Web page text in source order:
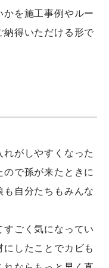
を施工事例やルー
得いただける形で
れがしやすくなった
で孫が来たときに
自分たちもみんな
ごく気になってい
したことでカビも